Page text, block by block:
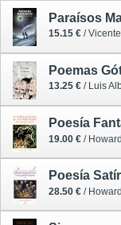
Paraísos
15.15 € /
Poemas
13.25 € / Luis
Poesía
19.00 € /
Poesía
28.50 € /